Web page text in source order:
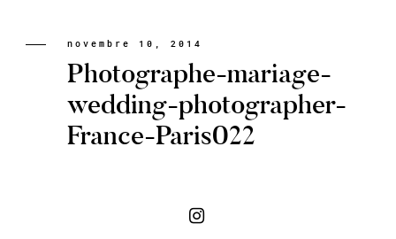
Portfolio
A PROPOS CORALIE
novembre 10, 2014
Photographe-mariage-
wedding-photographer-
France-Paris022